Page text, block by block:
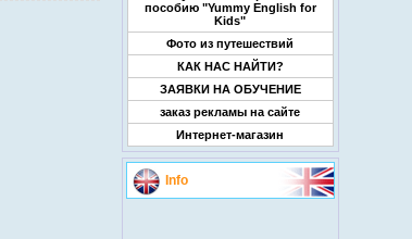
пособию "Yummy English for
Kids"
Фото из путешествий
КАК НАС НАЙТИ?
ЗАЯВКИ НА ОБУЧЕНИЕ
заказ рекламы на сайте
Интернет-магазин
Info